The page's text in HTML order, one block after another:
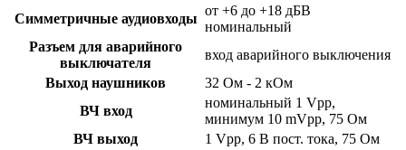
Симметричные аудиовходы
от +6 до +18 дБВ
номинальный
Разъем для аварийного
выключателя
вход аварийного выключения
Выход наушников
32 Ом - 2 кОм
ВЧ вход
номинальный 1 Vpp,
минимум 10 mVpp, 75 Ом
ВЧ выход
1 Vpp, 6 В пост. тока, 75 Ом